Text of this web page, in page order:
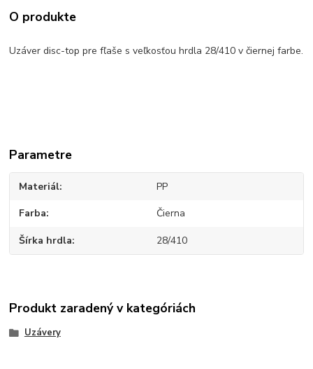
O produkte
Uzáver disc-top pre fľaše s veľkosťou hrdla 28/410 v čiernej farbe.
Parametre
Materiál PP
Farba Čierna
Šírka hrdla 28/410
Produkt zaradený v kategóriách
Uzávery